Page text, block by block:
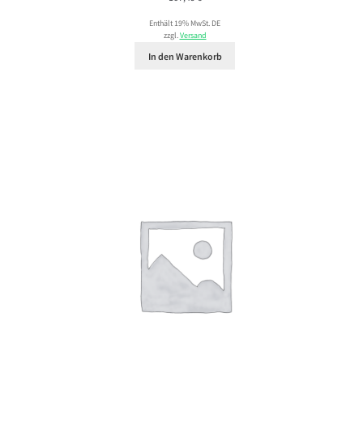
Enthält 19% MwSt. DE
zzgl.Versand
In den Warenkorb